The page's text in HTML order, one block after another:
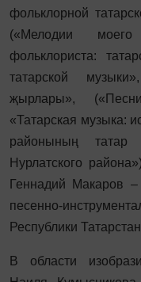
фольклорной
(«Мелодии
фольклориста:
татарской
җырлары»,
«Татарская музыка:
районының татар
Нурлатского
Геннадий Макаров
песенно-
Республики
В области